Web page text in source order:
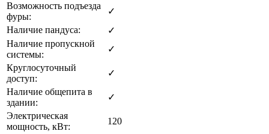
Возможность подъезда
фуры:
✓
Наличие пандуса:
✓
Наличие пропускной
системы:
✓
Круглосуточный
доступ:
✓
Наличие общепита в
здании:
✓
Электрическая
мощность, кВт:
120